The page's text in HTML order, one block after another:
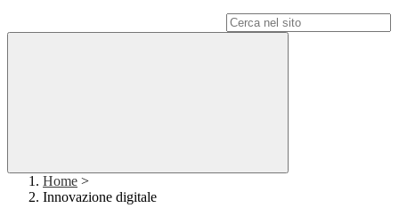
Home >
Innovazione digitale